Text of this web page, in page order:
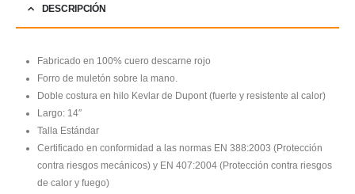
DESCRIPCIÓN
Fabricado en 100% cuero descarne rojo
Forro de muletón sobre la mano.
Doble costura en hilo Kevlar de Dupont (fuerte y resistente al calor)
Largo: 14″
Talla Estándar
Certificado en conformidad a las normas EN 388:2003 (Protección
contra riesgos mecánicos) y EN 407:2004 (Protección contra riesgos
de calor y fuego)